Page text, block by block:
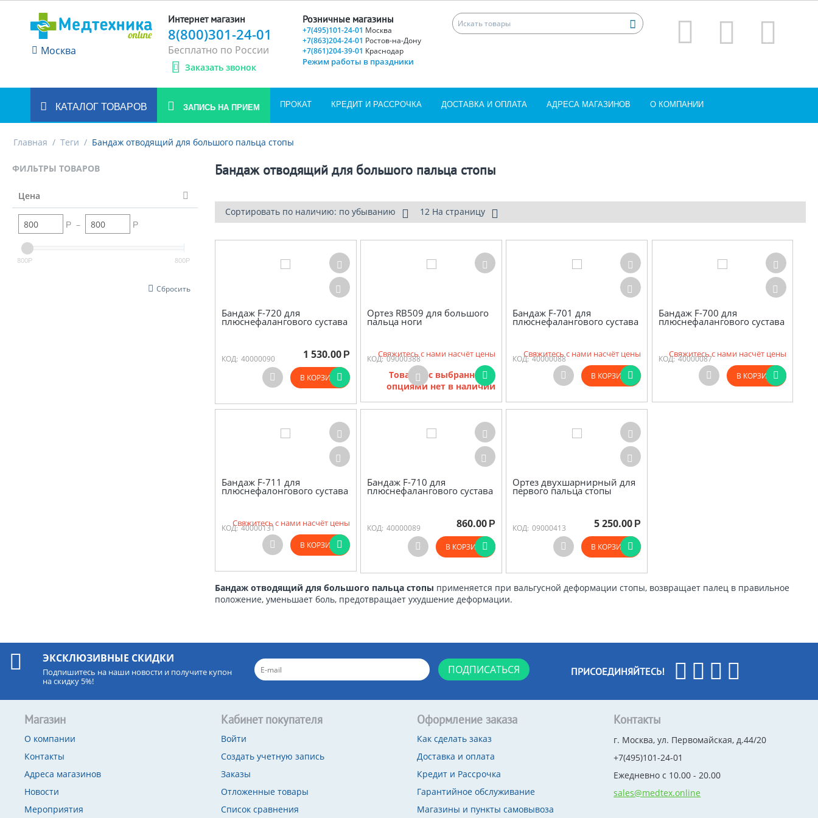
Москва
Интернет магазин
8(800)301-24-01
Бесплатно по России
Заказать звонок
Розничные магазины
+7(495)101-24-01 Москва
+7(863)204-24-01 Ростов-на-Дону
+7(861)204-39-01 Краснодар
Режим работы в праздники
КАТАЛОГ ТОВАРОВ ЗАПИСЬ НА ПРИЕМ ПРОКАТ КРЕДИТ И РАССРОЧКА ДОСТАВКА И ОПЛАТА АДРЕСА МАГАЗИНОВ О КОМПАНИИ
Главная / Теги / Бандаж отводящий для большого пальца стопы
ФИЛЬТРЫ ТОВАРОВ
Цена
Р – Р
800Р 800Р
Сбросить
Бандаж отводящий для большого пальца стопы
Сортировать по наличию: по убыванию 12 На страницу
Бандаж F-720 для
плюснефалангового сустава
КОД: 40000090 1 530.00 Р
В КОРЗИНУ
Ортез RB509 для большого
пальца ноги
КОД: 09000388
Свяжитесь с нами насчёт цены
Товаров с выбранными
опциями нет в наличии
Бандаж F-701 для
плюснефалангового сустава
КОД: 40000088
Свяжитесь с нами насчёт цены
В КОРЗИНУ
Бандаж F-700 для
плюснефалангового сустава
КОД: 40000087
Свяжитесь с нами насчёт цены
В КОРЗИНУ
Бандаж F-711 для
плюснефалонгового сустава
КОД: 40000131
Свяжитесь с нами насчёт цены
В КОРЗИНУ
Бандаж F-710 для
плюснефалангового сустава
КОД: 40000089 860.00 Р
В КОРЗИНУ
Ортез двухшарнирный для
первого пальца стопы
КОД: 09000413 5 250.00 Р
В КОРЗИНУ
Бандаж отводящий для большого пальца стопы применяется при вальгусной деформации стопы, возвращает палец в правильное
положение, уменьшает боль, предотвращает ухудшение деформации.
ЭКСКЛЮЗИВНЫЕ СКИДКИ
Подпишитесь на наши новости и получите купон
на скидку 5%!
ПОДПИСАТЬСЯ ПРИСОЕДИНЯЙТЕСЬ!
Магазин
О компании
Контакты
Адреса магазинов
Новости
Мероприятия
Кабинет покупателя
Войти
Создать учетную запись
Заказы
Отложенные товары
Список сравнения
Оформление заказа
Как сделать заказ
Доставка и оплата
Кредит и Рассрочка
Гарантийное обслуживание
Магазины и пункты самовывоза
Контакты
г. Москва, ул. Первомайская, д.44/20
+7(495)101-24-01
Ежедневно с 10.00 - 20.00
sales@medtex.online